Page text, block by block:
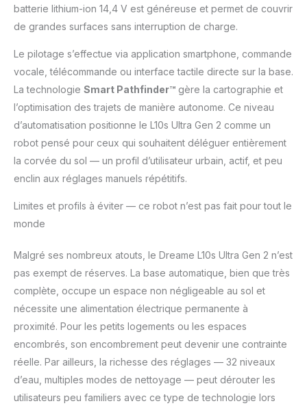
batterie lithium-ion 14,4 V est généreuse et permet de couvrir
de grandes surfaces sans interruption de charge.
Le pilotage s’effectue via application smartphone, commande
vocale, télécommande ou interface tactile directe sur la base.
La technologie Smart Pathfinder™ gère la cartographie et
l’optimisation des trajets de manière autonome. Ce niveau
d’automatisation positionne le L10s Ultra Gen 2 comme un
robot pensé pour ceux qui souhaitent déléguer entièrement
la corvée du sol — un profil d’utilisateur urbain, actif, et peu
enclin aux réglages manuels répétitifs.
Limites et profils à éviter — ce robot n’est pas fait pour tout le
monde
Malgré ses nombreux atouts, le Dreame L10s Ultra Gen 2 n’est
pas exempt de réserves. La base automatique, bien que très
complète, occupe un espace non négligeable au sol et
nécessite une alimentation électrique permanente à
proximité. Pour les petits logements ou les espaces
encombrés, son encombrement peut devenir une contrainte
réelle. Par ailleurs, la richesse des réglages — 32 niveaux
d’eau, multiples modes de nettoyage — peut dérouter les
utilisateurs peu familiers avec ce type de technologie lors